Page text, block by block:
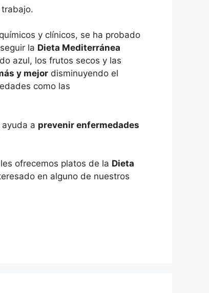
y clínicos, se ha probado
la Dieta Mediterránea
azul, los frutos secos y las
y mejor disminuyendo el
como las
a prevenir enfermedades
ofrecemos platos de la Dieta
en alguno de nuestros